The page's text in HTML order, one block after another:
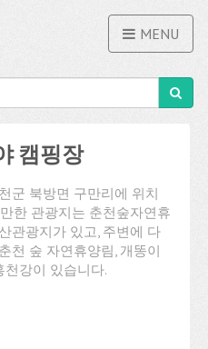
MENU
캠핑장
군 북방면 구만리에 위치
한 관광지는 춘천숲자연휴
관광지가 있고, 주변에 다
천 숲 자연휴양림, 개똥이
천강이 있습니다.